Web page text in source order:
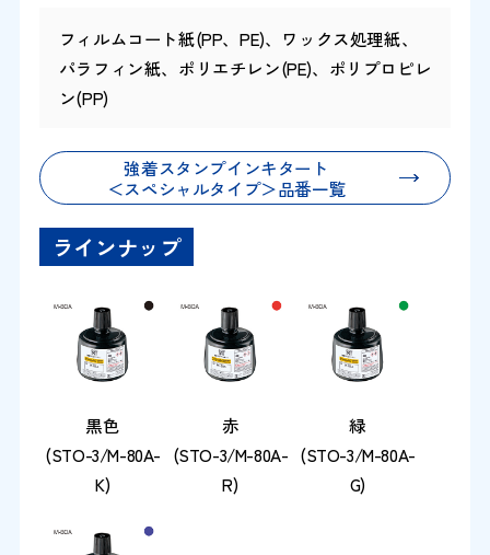
フィルムコート紙(PP、PE)、ワックス処理紙、
パラフィン紙、ポリエチレン(PE)、ポリプロピレ
ン(PP)
強着スタンプインキタート
＜スペシャルタイプ＞品番一覧
ラインナップ
黒色
(STO-3/M-80A-
K)
赤
(STO-3/M-80A-
R)
緑
(STO-3/M-80A-
G)